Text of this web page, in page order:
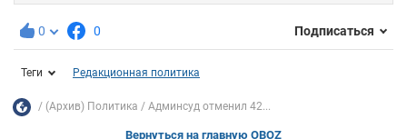
0 0 Подписаться
Теги Редакционная политика
(Архив) Политика Админсуд отменил 42...
Вернуться на главную OBOZ